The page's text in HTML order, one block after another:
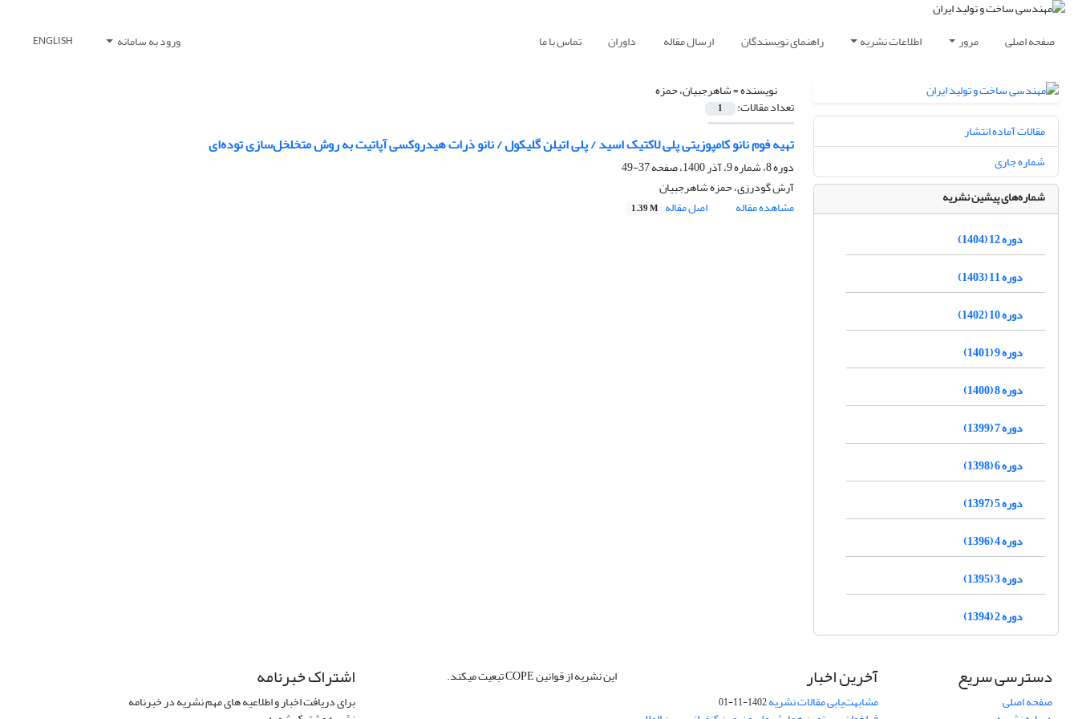
صفحه اصلی مرور اطلاعات نشریه راهنمای نویسندگان ارسال مقاله داوران تماس با ما ورود به سامانه ENGLISH
نویسنده =شاهرجبیان، حمزه
تعداد مقالات: 1
تهیه فوم نانو کامپوزیتی پلی لاکتیک اسید / پلی اتیلن گلیکول / نانو ذرات هیدروکسی آپاتیت به روش متخلخل‌سازی توده‌ای
دوره 8، شماره 9، آذر 1400، صفحه
37-49
آرش گودرزی، حمزه شاهرجبیان
مشاهده مقاله
اصل مقاله 1.39 M
مقالات آماده انتشار
شماره جاری
شماره‌های پیشین نشریه
دوره 12 (1404)
دوره 11 (1403)
دوره 10 (1402)
دوره 9 (1401)
دوره 8 (1400)
دوره 7 (1399)
دوره 6 (1398)
دوره 5 (1397)
دوره 4 (1396)
دوره 3 (1395)
دوره 2 (1394)
دسترسی سریع
صفحه اصلی
آخرین اخبار
مشابهت‌یابی مقالات نشریه1402-11-01
این نشریه از قوانین COPE تبعیت میکند. اشتراک خبرنامه
برای دریافت اخبار و اطلاعیه های مهم نشریه در خبرنامه